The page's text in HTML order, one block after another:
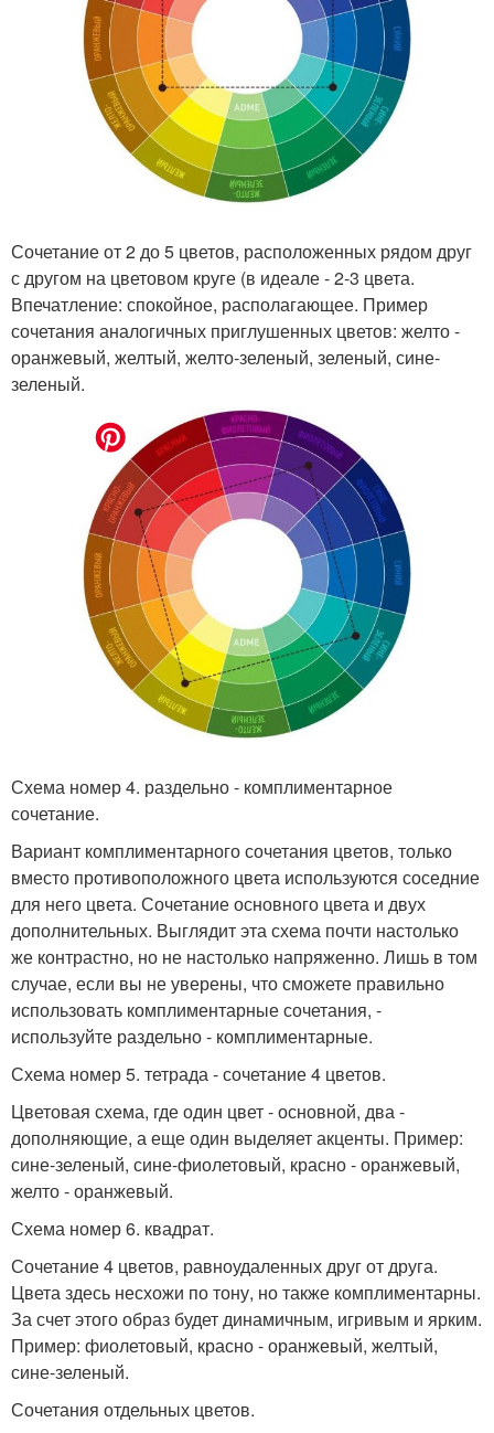
Сочетание от 2 до 5 цветов, расположенных рядом друг
с другом на цветовом круге (в идеале - 2-3 цвета.
Впечатление: спокойное, располагающее. Пример
сочетания аналогичных приглушенных цветов: желто -
оранжевый, желтый, желто-зеленый, зеленый, сине-
зеленый.
Схема номер 4. раздельно - комплиментарное
сочетание.
Вариант комплиментарного сочетания цветов, только
вместо противоположного цвета используются соседние
для него цвета. Сочетание основного цвета и двух
дополнительных. Выглядит эта схема почти настолько
же контрастно, но не настолько напряженно. Лишь в том
случае, если вы не уверены, что сможете правильно
использовать комплиментарные сочетания, -
используйте раздельно - комплиментарные.
Схема номер 5. тетрада - сочетание 4 цветов.
Цветовая схема, где один цвет - основной, два -
дополняющие, а еще один выделяет акценты. Пример:
сине-зеленый, сине-фиолетовый, красно - оранжевый,
желто - оранжевый.
Схема номер 6. квадрат.
Сочетание 4 цветов, равноудаленных друг от друга.
Цвета здесь несхожи по тону, но также комплиментарны.
За счет этого образ будет динамичным, игривым и ярким.
Пример: фиолетовый, красно - оранжевый, желтый,
сине-зеленый.
Сочетания отдельных цветов.